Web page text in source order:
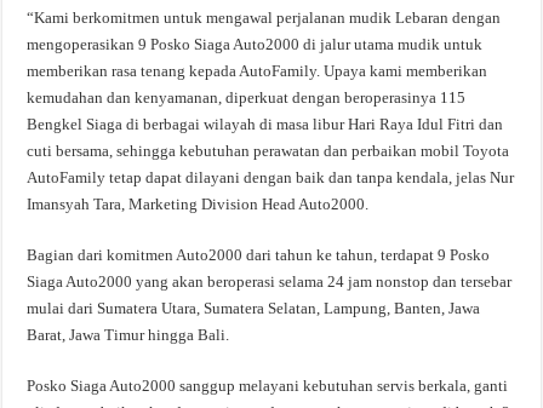
“Kami berkomitmen untuk mengawal perjalanan mudik Lebaran dengan
mengoperasikan 9 Posko Siaga Auto2000 di jalur utama mudik untuk
memberikan rasa tenang kepada AutoFamily. Upaya kami memberikan
kemudahan dan kenyamanan, diperkuat dengan beroperasinya 115
Bengkel Siaga di berbagai wilayah di masa libur Hari Raya Idul Fitri dan
cuti bersama, sehingga kebutuhan perawatan dan perbaikan mobil Toyota
AutoFamily tetap dapat dilayani dengan baik dan tanpa kendala, jelas Nur
Imansyah Tara, Marketing Division Head Auto2000.
Bagian dari komitmen Auto2000 dari tahun ke tahun, terdapat 9 Posko
Siaga Auto2000 yang akan beroperasi selama 24 jam nonstop dan tersebar
mulai dari Sumatera Utara, Sumatera Selatan, Lampung, Banten, Jawa
Barat, Jawa Timur hingga Bali.
Posko Siaga Auto2000 sanggup melayani kebutuhan servis berkala, ganti